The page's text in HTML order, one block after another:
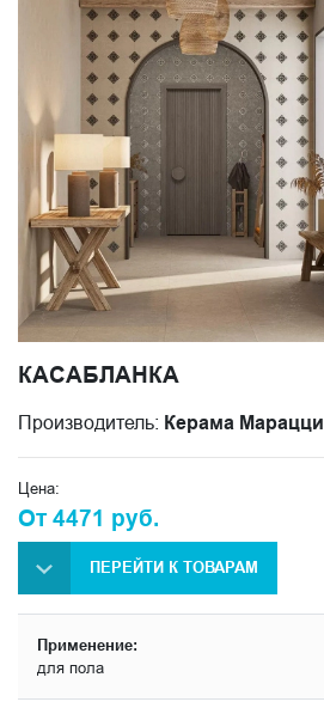
КАСАБЛАНКА
Производитель: Керама Марацци
Цена:
От 4471 руб.
ПЕРЕЙТИ К ТОВАРАМ
Применение:
для пола